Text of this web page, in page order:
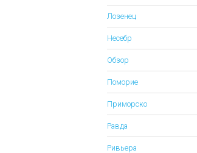
Лозенец
Несебр
Обзор
Поморие
Приморско
Равда
Ривьера